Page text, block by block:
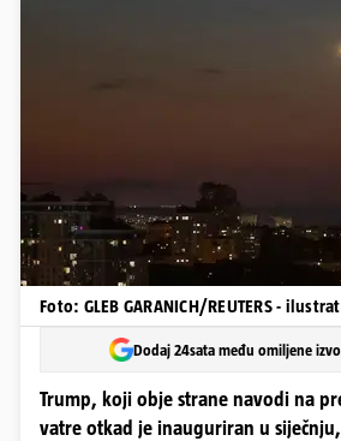
Foto: GLEB GARANICH/REUTERS -
Dodaj 24sata među omiljene
Trump, koji obje strane navodi na
vatre otkad je inauguriran u